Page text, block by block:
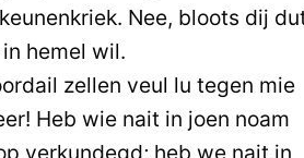
Nee, bloots dij
hemel wil.
zellen veul lu tegen mie
Heb wie nait in joen noam
verkundegd; heb we nait in